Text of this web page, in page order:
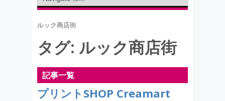
ルック商店街
タグ: ルック商店街
記事一覧
プリントSHOP Creamart